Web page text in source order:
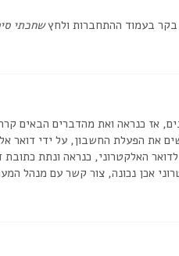
בעמוד ההתחברות ולחץשחכתי
את הפעלת החשבון, על ידי
האלקטרוני, כנראה ונתת
אכן נכונה, צור קשר עם מנהל